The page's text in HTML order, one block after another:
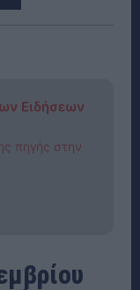
Ειδήσεων
πηγής στην